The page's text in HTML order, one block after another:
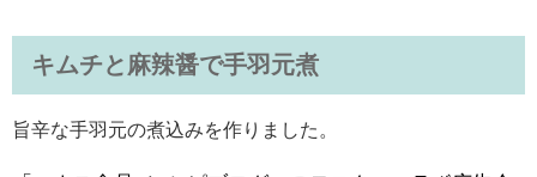
キムチと麻辣醤で手羽元煮
旨辛な手羽元の煮込みを作りました。